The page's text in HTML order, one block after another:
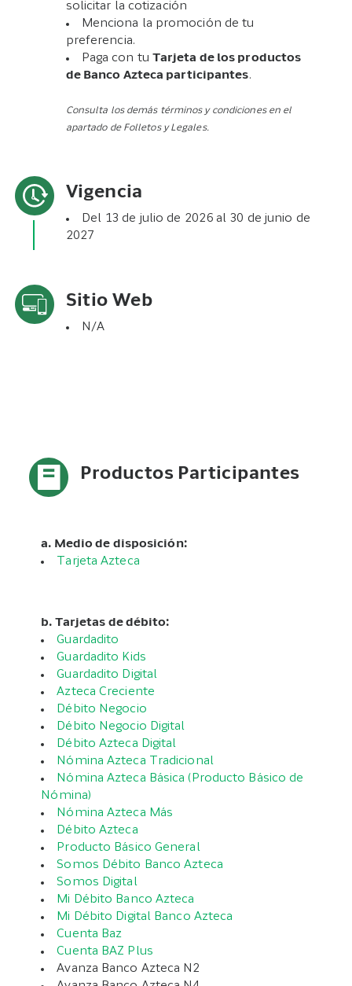
solicitar la cotización
Menciona la promoción de tu
preferencia.
Paga con tu Tarjeta de los productos
de Banco Azteca participantes.
Consulta los demás términos y condiciones en el
apartado de Folletos y Legales.
Vigencia
Del 13 de julio de 2026 al 30 de junio de
2027
Sitio Web
N/A
Productos Participantes
a. Medio de disposición:
Tarjeta Azteca
b. Tarjetas de débito:
Guardadito
Guardadito Kids
Guardadito Digital
Azteca Creciente
Débito Negocio
Débito Negocio Digital
Débito Azteca Digital
Nómina Azteca Tradicional
Nómina Azteca Básica (Producto Básico de
Nómina)
Nómina Azteca Más
Débito Azteca
Producto Básico General
Somos Débito Banco Azteca
Somos Digital
Mi Débito Banco Azteca
Mi Débito Digital Banco Azteca
Cuenta Baz
Cuenta BAZ Plus
Avanza Banco Azteca N2